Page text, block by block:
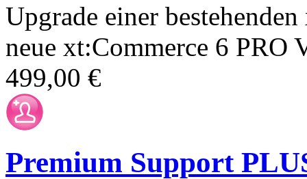
Upgrade einer
neue xt:Commerce 6 PRO
499,00 €
Premium Support